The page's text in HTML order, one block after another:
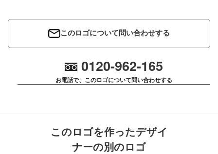
このロゴについて問い合わせする
0120-962-165
お電話で、このロゴについて問い合わせする
このロゴを作ったデザイ
ナーの別のロゴ